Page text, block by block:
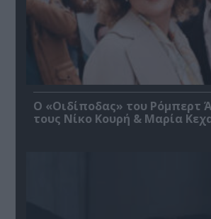
O «Οιδίποδας» του Ρόμπερτ
τους Νίκο Κουρή & Μαρία